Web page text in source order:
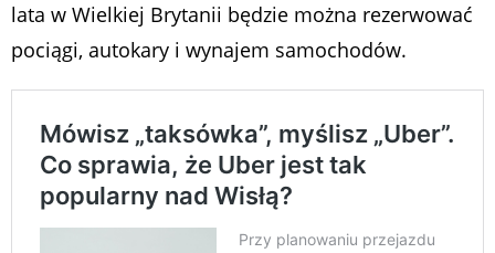
lata w Wielkiej Brytanii będzie można rezerwować
pociągi, autokary i wynajem samochodów.